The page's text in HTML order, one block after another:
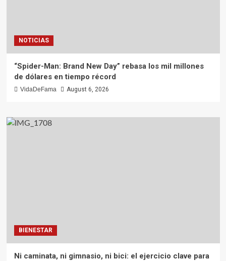
NOTICIAS
“Spider-Man: Brand New Day” rebasa los mil millones
de dólares en tiempo récord
VidaDeFama August 6, 2026
BIENESTAR
Ni caminata, ni gimnasio, ni bici: el ejercicio clave para